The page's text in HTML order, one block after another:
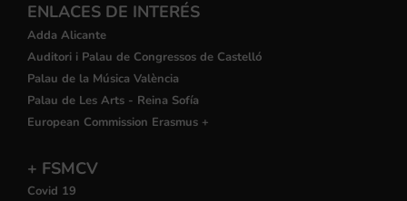
ENLACES DE INTERÉS
Adda Alicante
Auditori i Palau de Congressos de Castelló
Palau de la Música València
Palau de Les Arts - Reina Sofía
European Commission Erasmus +
+ FSMCV
Covid 19